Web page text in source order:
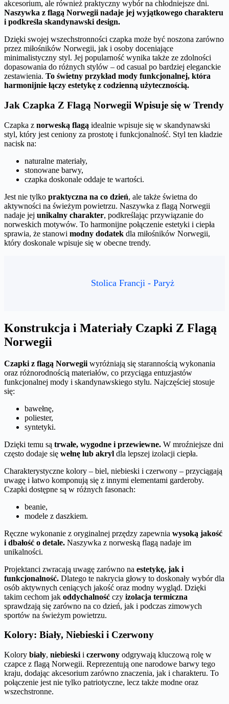
akcesorium, ale również praktyczny wybór na chłodniejsze dni.
Naszywka z flagą Norwegii nadaje jej wyjątkowego charakteru
i podkreśla skandynawski design.
Dzięki swojej wszechstronności czapka może być noszona zarówno
przez miłośników Norwegii, jak i osoby doceniające
minimalistyczny styl. Jej popularność wynika także ze zdolności
dopasowania do różnych stylów – od casual po bardziej eleganckie
zestawienia. To świetny przykład mody funkcjonalnej, która
harmonijnie łączy estetykę z codzienną użytecznością.
Jak Czapka Z Flagą Norwegii Wpisuje się w Trendy
Czapka z norweską flagą idealnie wpisuje się w skandynawski
styl, który jest ceniony za prostotę i funkcjonalność. Styl ten kładzie
nacisk na:
naturalne materiały,
stonowane barwy,
czapka doskonale oddaje te wartości.
Jest nie tylko praktyczna na co dzień, ale także świetna do
aktywności na świeżym powietrzu. Naszywka z flagą Norwegii
nadaje jej unikalny charakter, podkreślając przywiązanie do
norweskich motywów. To harmonijne połączenie estetyki i ciepła
sprawia, że stanowi modny dodatek dla miłośników Norwegii,
który doskonale wpisuje się w obecne trendy.
Stolica Francji - Paryż
Konstrukcja i Materiały Czapki Z Flagą
Norwegii
Czapki z flagą Norwegii wyróżniają się starannością wykonania
oraz różnorodnością materiałów, co przyciąga entuzjastów
funkcjonalnej mody i skandynawskiego stylu. Najczęściej stosuje
się:
bawełnę,
poliester,
syntetyki.
Dzięki temu są trwałe, wygodne i przewiewne. W mroźniejsze dni
często dodaje się wełnę lub akryl dla lepszej izolacji ciepła.
Charakterystyczne kolory – biel, niebieski i czerwony – przyciągają
uwagę i łatwo komponują się z innymi elementami garderoby.
Czapki dostępne są w różnych fasonach:
beanie,
modele z daszkiem.
Ręczne wykonanie z oryginalnej przędzy zapewnia wysoką jakość
i dbałość o detale. Naszywka z norweską flagą nadaje im
unikalności.
Projektanci zwracają uwagę zarówno na estetykę, jak i
funkcjonalność. Dlatego te nakrycia głowy to doskonały wybór dla
osób aktywnych ceniących jakość oraz modny wygląd. Dzięki
takim cechom jak oddychalność czy izolacja termiczna
sprawdzają się zarówno na co dzień, jak i podczas zimowych
sportów na świeżym powietrzu.
Kolory: Biały, Niebieski i Czerwony
Kolory biały, niebieski i czerwony odgrywają kluczową rolę w
czapce z flagą Norwegii. Reprezentują one narodowe barwy tego
kraju, dodając akcesorium zarówno znaczenia, jak i charakteru. To
połączenie jest nie tylko patriotyczne, lecz także modne oraz
wszechstronne.